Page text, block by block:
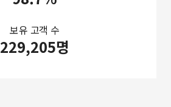
보유 고객 수
229,205명